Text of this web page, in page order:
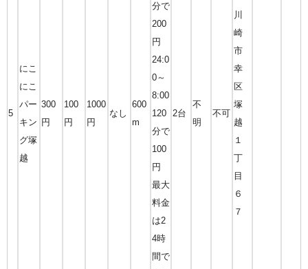
5
にこ
にこ
パー
キン
グ塚
越
300
円
100
円
1000
円
なし
600
m
分で
200
円
24:0
0～
8:00
120
分で
100
円
最大
料金
は2
4時
間で
2台
不
明
不可
川
崎
市
幸
区
塚
越
１
丁
目
６
７